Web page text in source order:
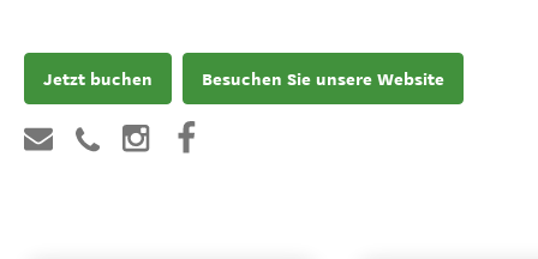
Jetzt buchen Besuchen Sie unsere Website